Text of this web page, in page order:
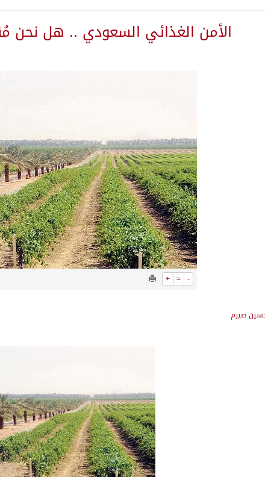
11 فلسطينياً بالضفة
الخام بلغ 3.46 مليارات برميل عام 2025
في الكونغو ويتجاوز قدرات الاستجابة
تقارير نفاد الصواريخ الدقيقة بعد حرب إيران والبنتاغون
وتقنيات الري الزراعية
لتبرعهم بأجزاء من أعضائهم
الأمن الغذائي السعودي .. هل نحن
+ = -
صيرم